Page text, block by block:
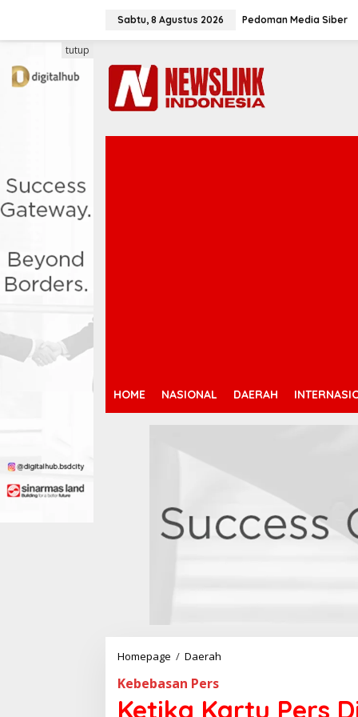
Sabtu, 8 Agustus 2026 Pedoman Media Siber
HOME NASIONAL DAERAH
tutup
Homepage / Daerah
k
Kebebasan Pers
Ketika Kartu Pers